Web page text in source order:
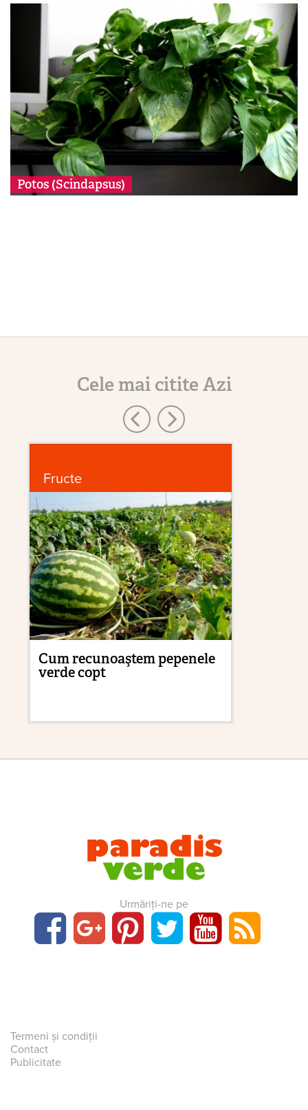
Potos (Scindapsus)
Cele mai citite Azi
Fructe
Cum recunoaştem pepenele
verde copt
Urmăriți-ne pe
Termeni și condiții
Contact
Publicitate